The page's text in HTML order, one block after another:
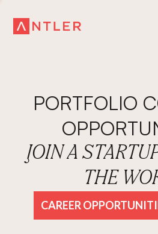
PORTFOLIO
JOIN A
THE
CAREER